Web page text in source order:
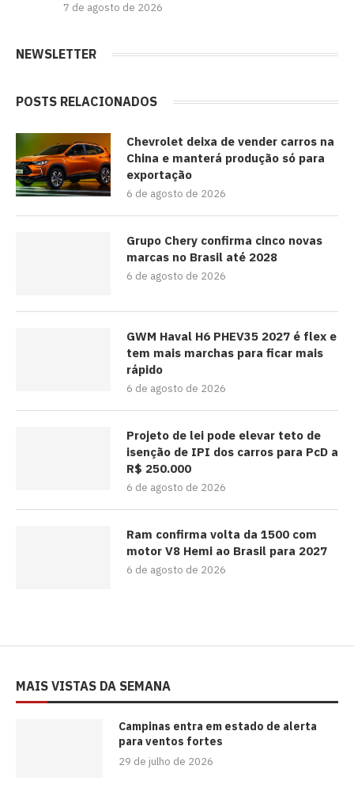
7 de agosto de 2026
NEWSLETTER
POSTS RELACIONADOS
Chevrolet deixa de vender carros na
China e manterá produção só para
exportação
6 de agosto de 2026
Grupo Chery confirma cinco novas
marcas no Brasil até 2028
6 de agosto de 2026
GWM Haval H6 PHEV35 2027 é flex e
tem mais marchas para ficar mais
rápido
6 de agosto de 2026
Projeto de lei pode elevar teto de
isenção de IPI dos carros para PcD a
R$ 250.000
6 de agosto de 2026
Ram confirma volta da 1500 com
motor V8 Hemi ao Brasil para 2027
6 de agosto de 2026
MAIS VISTAS DA SEMANA
Campinas entra em estado de alerta
para ventos fortes
29 de julho de 2026